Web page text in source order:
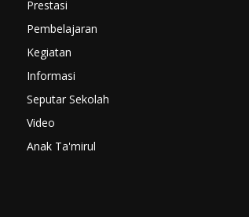
Prestasi
Pembelajaran
Kegiatan
Informasi
Seputar Sekolah
Video
Anak Ta'mirul